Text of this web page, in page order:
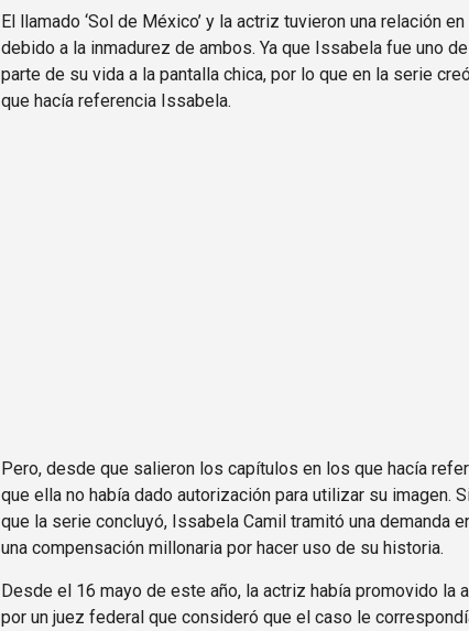
El llamado ‘Sol de México’ y la actriz tuvieron una relación
debido a la inmadurez de ambos. Ya que Issabela fue uno
parte de su vida a la pantalla chica, por lo que en la serie
que hacía referencia Issabela.
Pero, desde que salieron los capítulos en los que hacía
que ella no había dado autorización para utilizar su imagen.
que la serie concluyó, Issabela Camil tramitó una demanda
una compensación millonaria por hacer uso de su historia.
Desde el 16 mayo de este año, la actriz había promovido la
por un juez federal que consideró que el caso le